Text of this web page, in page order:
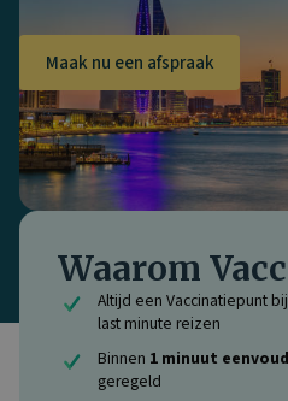
Maak nu een afspraak
Waarom
Altijd een Vaccinatiepunt
last minute reizen
Binnen 1 minuut
geregeld